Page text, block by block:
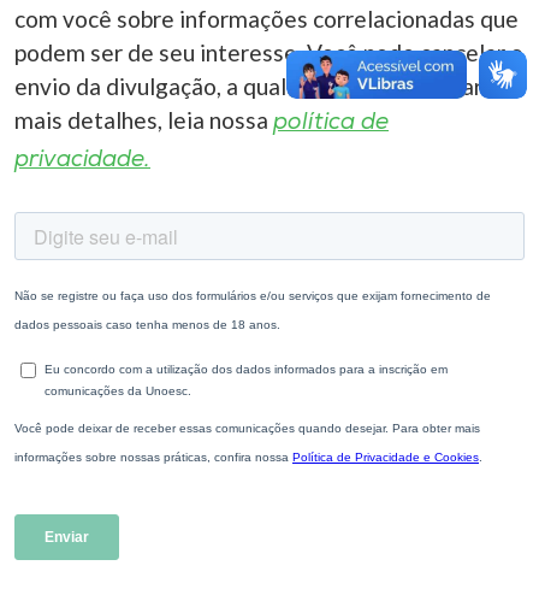
com você sobre informações correlacionadas que
podem ser de seu interesse. Você pode cancelar o
envio da divulgação, a qualquer momento. Para
mais detalhes, leia nossa política de
privacidade.